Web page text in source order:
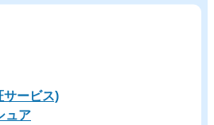
サービス)
ュア